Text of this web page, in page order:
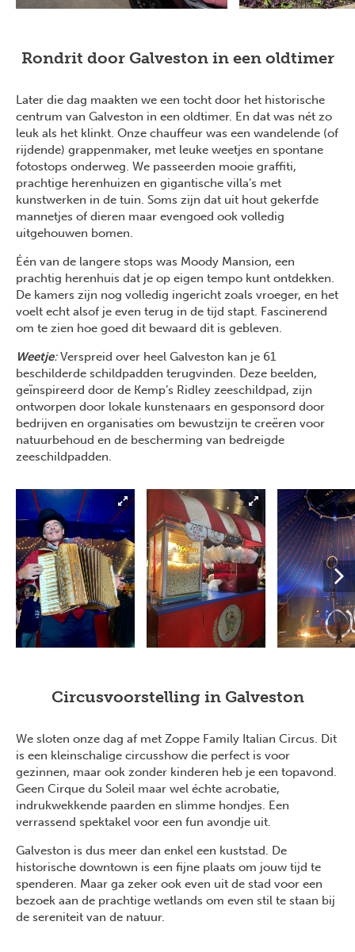
Rondrit door Galveston in een oldtimer
Later die dag maakten we een tocht door het historische
centrum van Galveston in een oldtimer. En dat was nét zo
leuk als het klinkt. Onze chauffeur was een wandelende (of
rijdende) grappenmaker, met leuke weetjes en spontane
fotostops onderweg. We passeerden mooie graffiti,
prachtige herenhuizen en gigantische villa’s met
kunstwerken in de tuin. Soms zijn dat uit hout gekerfde
mannetjes of dieren maar evengoed ook volledig
uitgehouwen bomen.
Één van de langere stops was Moody Mansion, een
prachtig herenhuis dat je op eigen tempo kunt ontdekken.
De kamers zijn nog volledig ingericht zoals vroeger, en het
voelt echt alsof je even terug in de tijd stapt. Fascinerend
om te zien hoe goed dit bewaard dit is gebleven.
Weetje:Verspreid over heel Galveston kan je 61
beschilderde schildpadden terugvinden. Deze beelden,
geïnspireerd door de Kemp’s Ridley zeeschildpad, zijn
ontworpen door lokale kunstenaars en gesponsord door
bedrijven en organisaties om bewustzijn te creëren voor
natuurbehoud en de bescherming van bedreigde
zeeschildpadden.
Circusvoorstelling in Galveston
We sloten onze dag af met Zoppe Family Italian Circus. Dit
is een kleinschalige circusshow die perfect is voor
gezinnen, maar ook zonder kinderen heb je een topavond.
Geen Cirque du Soleil maar wel échte acrobatie,
indrukwekkende paarden en slimme hondjes. Een
verrassend spektakel voor een fun avondje uit.
Galveston is dus meer dan enkel een kuststad. De
historische downtown is een fijne plaats om jouw tijd te
spenderen. Maar ga zeker ook even uit de stad voor een
bezoek aan de prachtige wetlands om even stil te staan bij
de sereniteit van de natuur.